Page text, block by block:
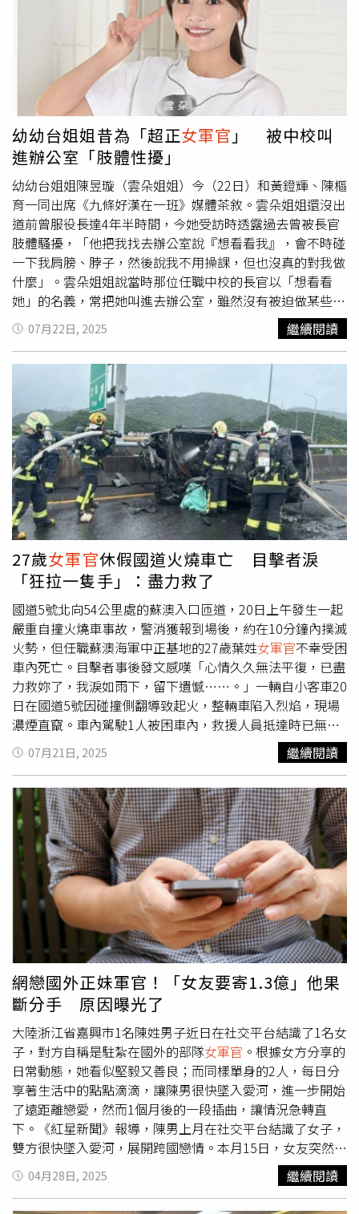
留態度，質疑外島服役「三個月才能返家一次，哪裡自
由？」、「軍中環境黑暗，要看單位運氣」、「24小時待
命，實際薪水算下來並不多」。甚至有人認為，原PO分享
的生活樣貌與實際軍旅辛苦落差不小。該貼文隨後被轉發至
臉書社團《靠北長官2025》，有酸民直嗆「過太爽！」不
過也有網友替她抱不平，反問「她只是分享喜悅，這樣也要
酸？是眼紅嗎？」、「她談的是心靈上的自由，並沒有否認
軍中辛苦」，認為外界過度解讀。面對外界的正反聲浪，這
名女軍官也在留言串現身回應，簡短表示「謝謝各位學長
姐，我沒事」，顯得相當淡定。
幼幼台姐姐昔為「超正女軍官 」 被中校叫
進辦公室「肢體性擾」
幼幼台姐姐陳昱璇（雲朵姐姐）今（22日）和黃鐙輝、陳樞
育一同出席《九條好漢在一班》媒體茶敘。雲朵姐姐還沒出
道前曾服役長達4年半時間，今她受訪時透露過去曾被長官
肢體騷擾，「他把我找去辦公室說『想看看我』，會不時碰
一下我肩膀、脖子，然後說我不用操課，但也沒真的對我做
什麼」。雲朵姐姐說當時那位任職中校的長官以「想看看
她」的名義，常把她叫進去辦公室，雖然沒有被迫做某些
事，但有被長官多次用手指觸碰脖子熱癢的地方，「他叫我
不用去操課，還會有珍奶喝，可以放榮譽假」，雖然就是兩
人單獨相處，但也沒有其他進一步的舉動。雲朵姐姐（左
起）、黃鐙輝、陳樞育一同出席《九條好漢在一班》媒體茶
敘。（圖／台視提供）服役長達4年半的雲朵姐姐，歷經憲
兵、藝工隊等單位，負責保護元首、招募新兵及調度車輛，
也曾隨藝工隊勞軍全台。提到當時跟長官的相處狀況，雲朵
透露，該長官是離婚人士，整個「被照顧」過程大約長達3
個月，直到她離開該營區才結束。她在當下遇到這件事時，
只有跟其中一個同梯的人說，當下也沒想太多，事後回想才
覺得這個狀態不太合理。《時報周刊CTWANT》提醒您：若
自身或旁人遭受身體精神虐待、性騷擾、性侵害，請打110
報案再打113找社工。
07月22日, 2025 繼續閱讀
27歲女軍官休假國道火燒車亡 目擊者淚
「狂拉一隻手」：盡力救了
國道5號北向54公里處的蘇澳入口匝道，20日上午發生一起
嚴重自撞火燒車事故，警消獲報到場後，約在10分鐘內撲滅
火勢，但任職蘇澳海軍中正基地的27歲葉姓女軍官不幸受困
車內死亡。目擊者事後發文感嘆「心情久久無法平復，已盡
力救妳了，我淚如雨下，留下遺憾……。」一輛自小客車20
日在國道5號因碰撞側翻導致起火，整輛車陷入烈焰，現場
濃煙直竄。車內駕駛1人被困車內，救援人員抵達時已無生
命跡象，確定當場死亡。據了解，該名駕駛是在蘇澳海軍中
正基地任職的女軍官
，當天休假開車離開營區而發生意外。
陳姓目擊者事後將現場影片PO上臉書，畫面可見事故車輛
側翻起火燃燒，不斷冒出濃煙、車體扭曲變形。目擊者自責
地說：「小姐對不起，已盡力救妳了，我淚如雨下，留下遺
憾。」陳姓目擊者透露，一開始車著火情況沒有很嚴重，自
己路過看到後，就趕緊衝下車救人，發現駕駛還有意識，但
突然發生幾聲爆炸聲響，之後車體就全面燃燒，自己不停拉
著駕駛的手想拉出來，但她被車夾住，拉不動只好放棄往後
退，等待警消到場。陳姓目擊者感嘆自己心情久久無法平
復，想救卻救不了、眼睜睜看著葉女離開人世。貼文曝光後
在網路上引發關注，許多網友紛紛留言安慰「你已經盡力
了，謝謝你的善心」、「你已經做得很棒了」、「您敢在這
麼風險不定的狀況下伸出援手，就已經很了不起了」、「您
有這勇氣靠近火燒車已經很勇敢了」、「她會感謝你盡全力
了」、「謝謝你的勇敢和善良」。
07月21日, 2025 繼續閱讀
網戀國外正妹軍官！「女友要寄1.3億」他果
斷分手 原因曝光了
大陸浙江省嘉興市1名陳姓男子近日在社交平台結識了1名女
子，對方自稱是駐紮在國外的部隊女軍官 。根據女方分享的
日常動態，她看似堅毅又善良；而同樣單身的2人，每日分
享著生活中的點點滴滴，讓陳男很快墜入愛河，進一步開始
了遠距離戀愛，然而1個月後的一段插曲，讓情況急轉直
下。《紅星新聞》報導，陳男上月在社交平台結識了女子，
雙方很快墜入愛河，展開跨國戀情。本月15日，女友突然傳
訊說「親愛的，我在國外遇到點麻煩」，聲稱自己在執行救
援任務時不幸受傷，獲得了1筆為數可觀的撫恤金，再加上
04月28日, 2025 繼續閱讀